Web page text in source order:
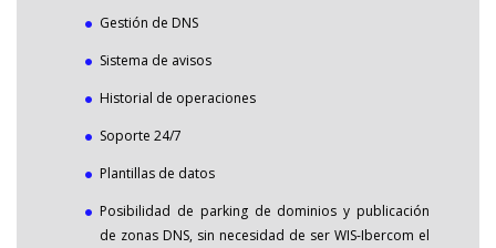
Gestión de DNS
Sistema de avisos
Historial de operaciones
Soporte 24/7
Plantillas de datos
Posibilidad de parking de dominios y publicación
de zonas DNS, sin necesidad de ser WIS-Ibercom el